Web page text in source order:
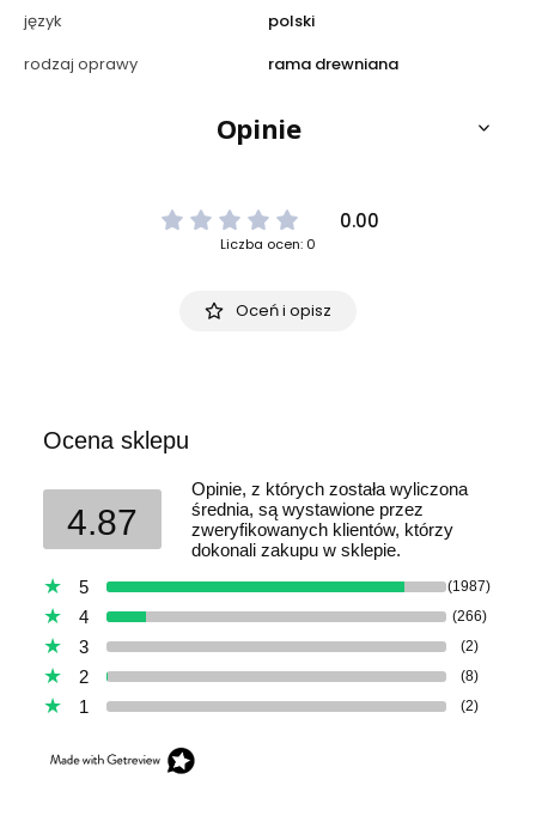
język
polski
rodzaj oprawy
rama drewniana
Opinie
0.00
Liczba ocen: 0
Oceń i opisz
Ocena sklepu
4.87
Opinie, z których została wyliczona
średnia, są wystawione przez
zweryfikowanych klientów, którzy
dokonali zakupu w sklepie.
5
(1987)
4 (266)
3 (2)
2 (8)
1 (2)